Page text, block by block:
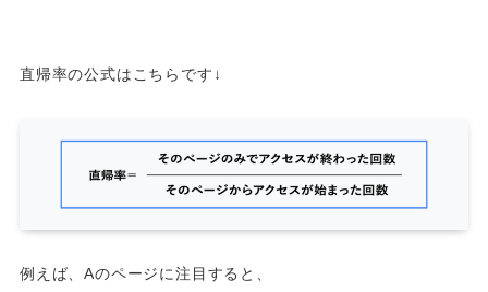
直帰率の公式はこちらです↓
例えば、Aのページに注目すると、